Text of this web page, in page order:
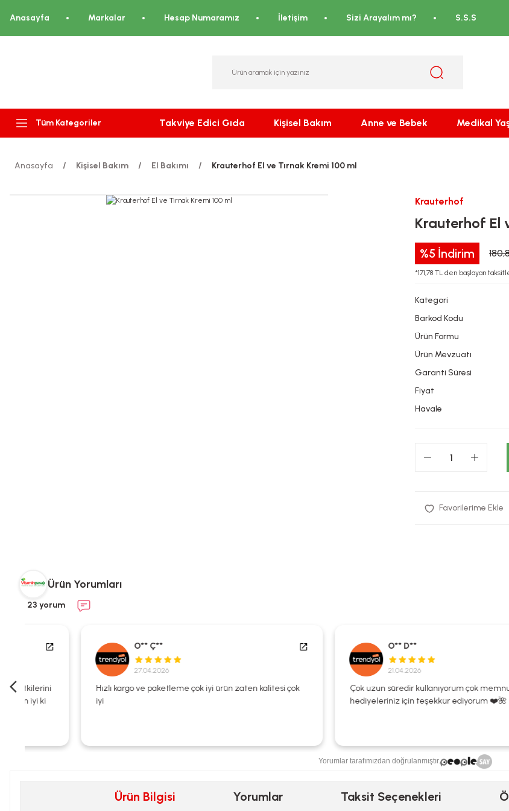
Anasayfa Markalar Hesap Numaramız İletişim Sizi Arayalım mı? S.S.S
Tüm Kategoriler Takviye Edici Gıda Kişisel Bakım Anne ve Bebek Medikal
Anasayfa Kişisel Bakım El Bakımı Krauterhof El ve Tırnak Kremi 100 ml
Krauterhof
Krauterhof El
%5 İndirim
*171,78 TL den başlayan
Kategori
Barkod Kodu
Ürün Formu
Ürün Mevzuatı
Garanti Süresi
Fiyat
Havale
Ürün Yorumları
23 yorum
O** Ç**
27.04.2026
Hızlı kargo ve paketleme çok iyi ürün zaten kalitesi çok
O** D**
21.04.2026
Çok uzun süredir kullanıyorum çok memnunum
hediyeleriniz için teşekkür ediyorum ❤️🌺
Yorumlar tarafımızdan doğrulanmıştır.
Ürün Bilgisi Yorumlar Taksit Seçenekleri